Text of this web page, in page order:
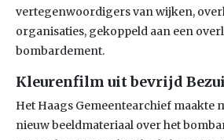
vertegenwoordigers van wijken,
organisaties, gekoppeld aan een
bombardement.
Kleurenfilm uit bevrijd
Het Haags Gemeentearchief maakte
nieuw beeldmateriaal over het